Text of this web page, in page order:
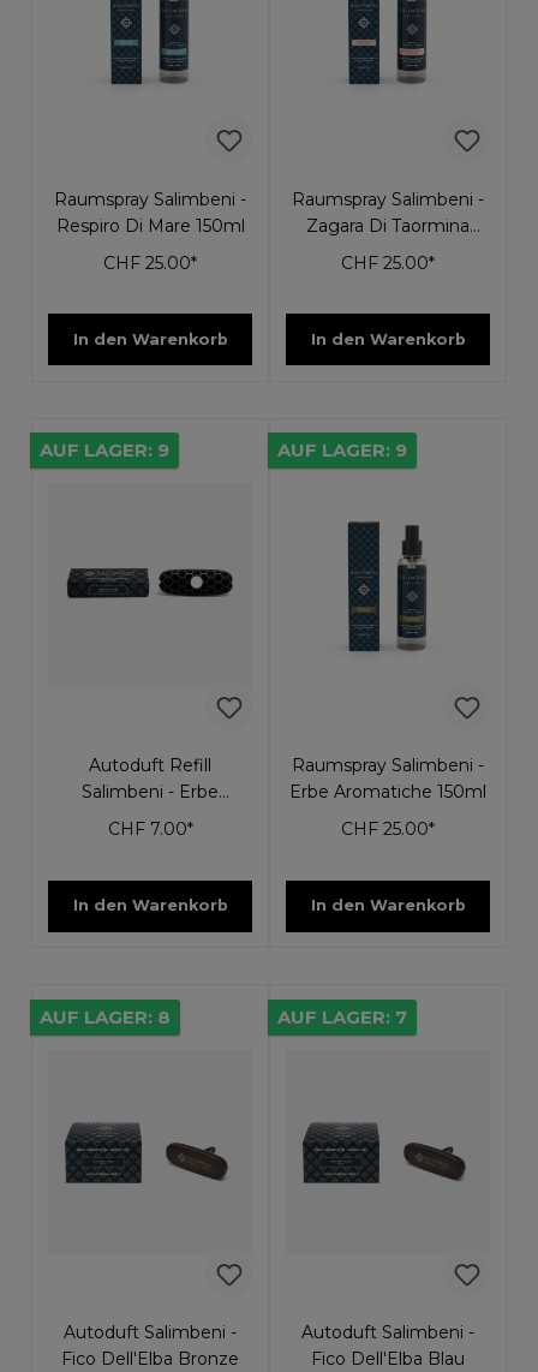
Raumspray Salimbeni -
Respiro Di Mare 150ml
CHF 25.00*
In den Warenkorb
Raumspray Salimbeni -
Zagara Di Taormina
150ml
CHF 25.00*
In den Warenkorb
AUF LAGER: 9
Autoduft Refill
Salimbeni - Erbe
Aromatiche
CHF 7.00*
In den Warenkorb
AUF LAGER: 9
Raumspray Salimbeni -
Erbe Aromatiche 150ml
CHF 25.00*
In den Warenkorb
AUF LAGER: 8
Autoduft Salimbeni -
Fico Dell'Elba Bronze
AUF LAGER: 7
Autoduft Salimbeni -
Fico Dell'Elba Blau